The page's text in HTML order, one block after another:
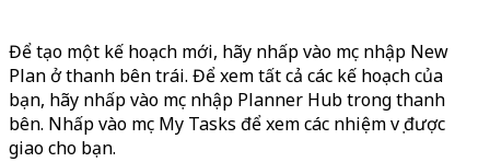
Để tạo một kế hoạch mới, hãy nhấp vào mục nhập New
Plan ở thanh bên trái. Để xem tất cả các kế hoạch của
bạn, hãy nhấp vào mục nhập Planner Hub trong thanh
bên. Nhấp vào mục My Tasks để xem các nhiệm vụ được
giao cho bạn.